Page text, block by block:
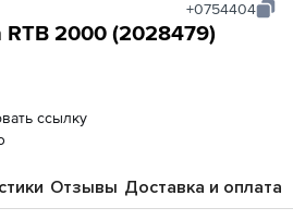
+0754404
ИБП Ippon Innova RTB 2000 (2028479)
ссылку
Отзывы Доставка и оплата